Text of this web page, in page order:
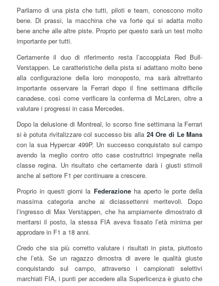
Parliamo di una pista che tutti, piloti e team, conoscono molto
bene. Di prassi, la macchina che va forte qui si adatta molto
bene anche alle altre piste. Proprio per questo sarà un test molto
importante per tutti.
Certamente il duo di riferimento resta l’accoppiata Red Bull-
Verstappen. Le caratteristiche della pista si adattano molto bene
alla configurazione della loro monoposto, ma sarà altrettanto
importante osservare la Ferrari dopo il fine settimana difficile
canadese, così come verificare la conferma di McLaren, oltre a
valutare i progressi in casa Mercedes.
Dopo la delusione di Montreal, lo scorso fine settimana la Ferrari
si è potuta rivitalizzare col successo bis alla 24 Ore di Le Mans
con la sua Hypercar 499P. Un successo conquistato sul campo
avendo la meglio contro otto case costruttrici impegnate nella
classe regina. Un risultato che certamente darà i giusti stimoli
anche al settore F1 per continuare a crescere.
Proprio in questi giorni la Federazioneha aperto le porte della
massima categoria anche ai diciassettenni meritevoli. Dopo
l’ingresso di Max Verstappen, che ha ampiamente dimostrato di
meritarsi il posto, la stessa FIA aveva fissato l’età minima per
approdare in F1 a 18 anni.
Credo che sia più corretto valutare i risultati in pista, piuttosto
che l’età. Se un ragazzo dimostra di avere le qualità giuste
conquistando sul campo, attraverso i campionati selettivi
marchiati FIA, i punti per accedere alla Superlicenza è giusto che